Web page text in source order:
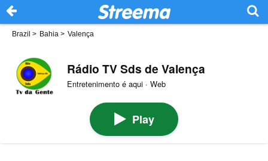
Brazil > Bahia > Valença
Rádio TV Sds de Valença
Entretenimento é aqui · Web
Play